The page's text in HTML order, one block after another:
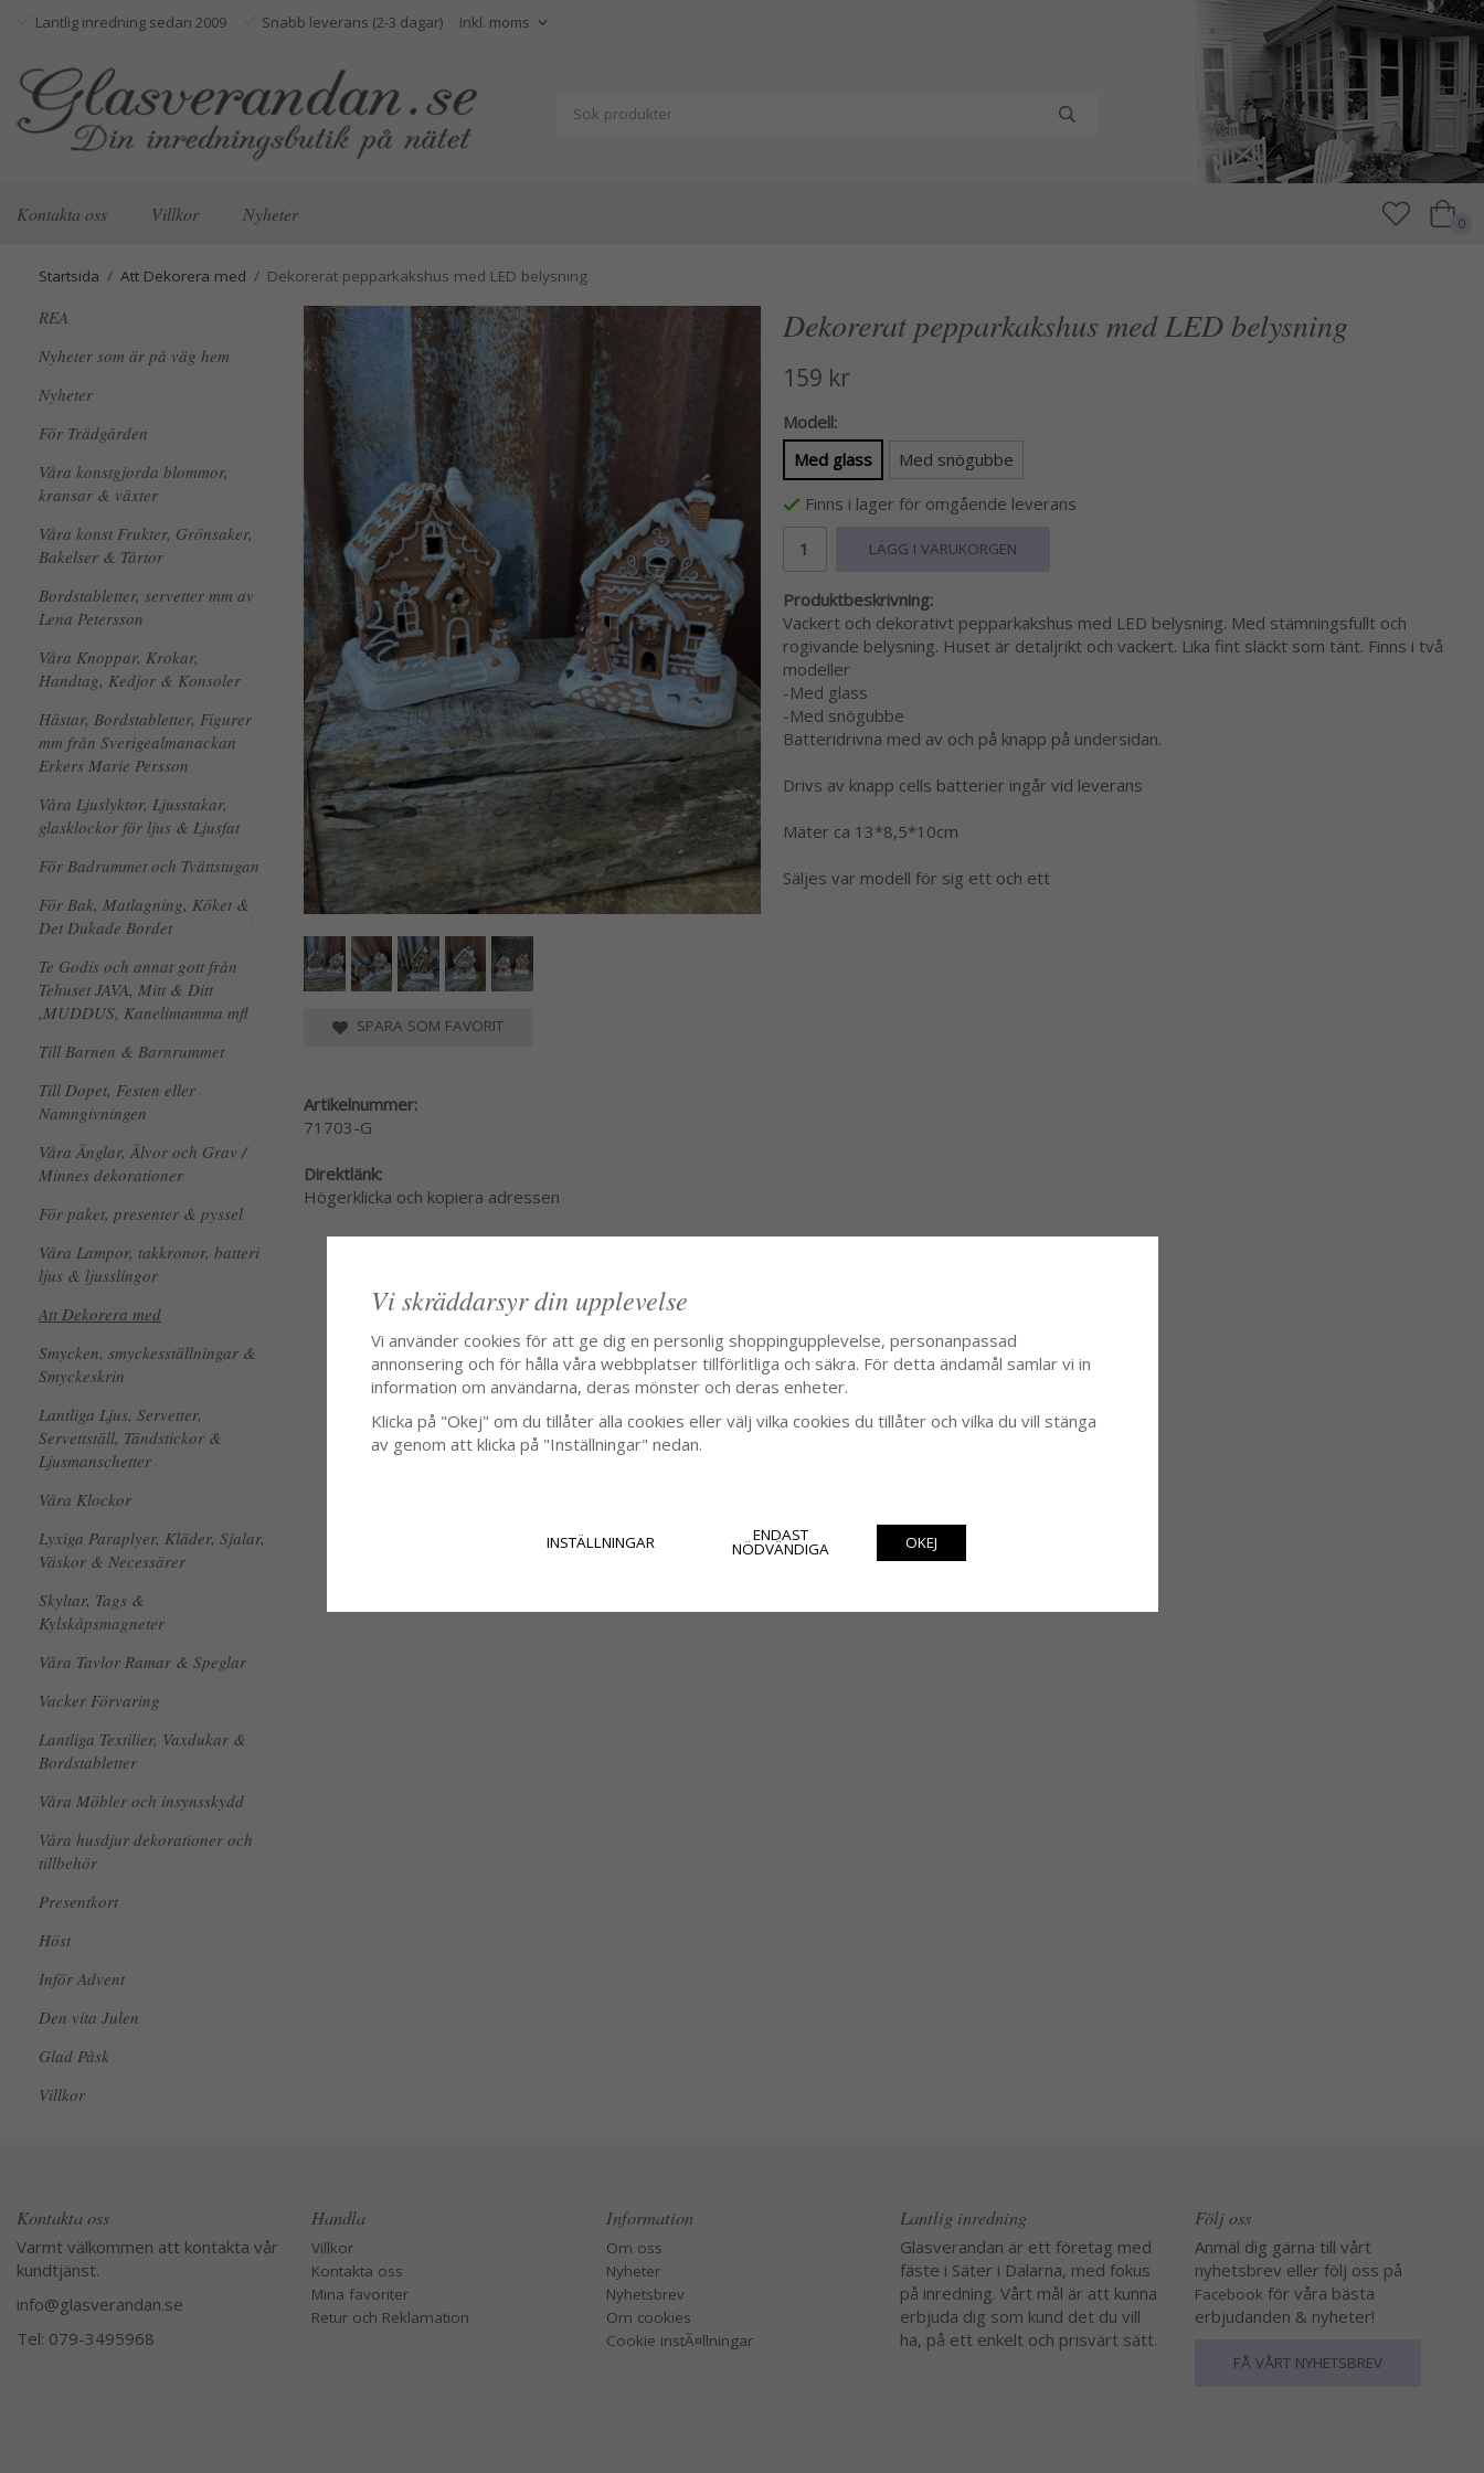
Lantlig inredning sedan 2009 Snabb leverans (2-3 dagar)
Kontakta oss Villkor Nyheter 0
Startsida / Att Dekorera med / Dekorerat pepparkakshus med LED belysning
REA
Nyheter som är på väg hem
Nyheter
För Trädgården
Våra konstgjorda blommor,
kransar & växter
Våra konst Frukter, Grönsaker,
Bakelser & Tårtor
Bordstabletter, servetter mm av
Lena Petersson
Våra Knoppar, Krokar,
Handtag, Kedjor & Konsoler
Hästar, Bordstabletter, Figurer
mm från Sverigealmanackan
Erkers Marie Persson
Våra Ljuslyktor, Ljusstakar,
glasklockor för ljus & Ljusfat
För Badrummet och Tvättstugan
För Bak, Matlagning, Köket &
Det Dukade Bordet
Te Godis och annat gott från
Tehuset JAVA, Mitt & Ditt
,MUDDUS, Kanelimamma mfl
Till Barnen & Barnrummet
Till Dopet, Festen eller
Namngivningen
Våra Änglar, Älvor och Grav /
Minnes dekorationer
För paket, presenter & pyssel
Våra Lampor, takkronor, batteri
ljus & ljusslingor
Att Dekorera med
Smycken, smyckesställningar &
Smyckeskrin
Lantliga Ljus, Servetter,
Servettställ, Tändstickor &
Ljusmanschetter
Våra Klockor
Lyxiga Paraplyer, Kläder, Sjalar,
Väskor & Necessärer
Skyltar, Tags &
Kylskåpsmagneter
Våra Tavlor Ramar & Speglar
Vacker Förvaring
Lantliga Textilier, Vaxdukar &
Bordstabletter
Våra Möbler och insynsskydd
Våra husdjur dekorationer och
tillbehör
Presentkort
Höst
Inför Advent
Den vita Julen
Glad Påsk
Villkor
Dekorerat pepparkakshus med LED belysning
159 kr
Modell:
Med glass
Med snögubbe
Finns i lager för omgående leverans
LÄGG I VARUKORGEN
Produktbeskrivning:
Vackert och dekorativt pepparkakshus med LED belysning. Med stämningsfullt och
rogivande belysning. Huset är detaljrikt och vackert. Lika fint släckt som tänt. Finns i två
modeller
-Med glass
-Med snögubbe
Batteridrivna med av och på knapp på undersidan.
Drivs av knapp cells batterier ingår vid leverans
Mäter ca 13*8,5*10cm
Säljes var modell för sig ett och ett
SPARA SOM FAVORIT
Artikelnummer:
71703-G
Direktlänk:
Högerklicka och kopiera adressen
Kontakta oss
Varmt välkommen att kontakta vår
kundtjänst.
info@glasverandan.se
Tel: 079-3495968
Handla
Villkor
Kontakta oss
Mina favoriter
Retur och Reklamation
Information
Om oss
Nyheter
Nyhetsbrev
Om cookies
Cookie instÃ¤llningar
Lantlig inredning
Glasverandan är ett företag med
fäste i Säter i Dalarna, med fokus
på inredning. Vårt mål är att kunna
erbjuda dig som kund det du vill
ha, på ett enkelt och prisvärt sätt.
Följ oss
Anmäl dig gärna till vårt
nyhetsbrev eller följ oss på
Facebook för våra bästa
erbjudanden & nyheter!
FÅ VÅRT NYHETSBREV
Vi skräddarsyr din upplevelse
Vi använder cookies för att ge dig en personlig shoppingupplevelse, personanpassad
annonsering och för hålla våra webbplatser tillförlitliga och säkra. För detta ändamål samlar vi in
information om användarna, deras mönster och deras enheter.
Klicka på "Okej" om du tillåter alla cookies eller välj vilka cookies du tillåter och vilka du vill stänga
av genom att klicka på "Inställningar" nedan.
INSTÄLLNINGAR ENDAST
NÖDVÄNDIGA OKEJ